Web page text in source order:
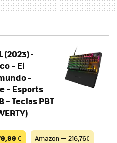
(2023) -
– El
–
– Esports
– Teclas PBT
€ Amazon — 216,76€